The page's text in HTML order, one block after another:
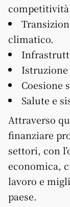
climatico.
Istruzione
Coesione
Salute e
Attraverso
finanziare
settori, con
economica,
lavoro e
paese.